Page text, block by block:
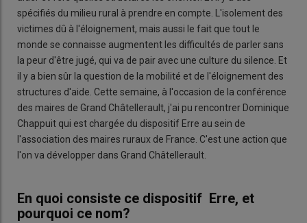
spécifiés du milieu rural à prendre en compte. L'isolement des
victimes dû à l'éloignement, mais aussi le fait que tout le
monde se connaisse augmentent les difficultés de parler sans
la peur d'être jugé, qui va de pair avec une culture du silence. Et
il y a bien sûr la question de la mobilité et de l'éloignement des
structures d'aide. Cette semaine, à l'occasion de la conférence
des maires de Grand Châtellerault, j'ai pu rencontrer Dominique
Chappuit qui est chargée du dispositif Erre au sein de
l'association des maires ruraux de France. C'est une action que
l'on va développer dans Grand Châtellerault.
En quoi consiste ce dispositif Erre, et
pourquoi ce nom?